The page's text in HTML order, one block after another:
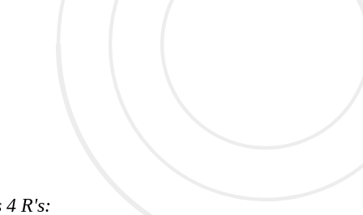
4 R's: